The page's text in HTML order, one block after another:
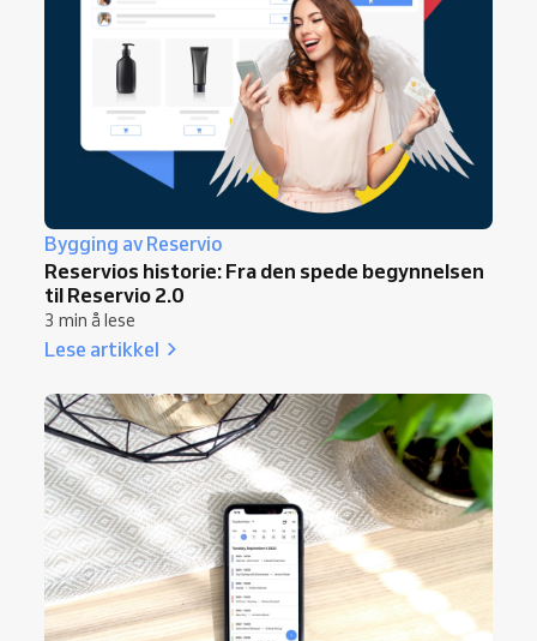
Bygging av Reservio
Reservios historie: Fra den spede begynnelsen
til Reservio 2.0
3 min å lese
Lese artikkel